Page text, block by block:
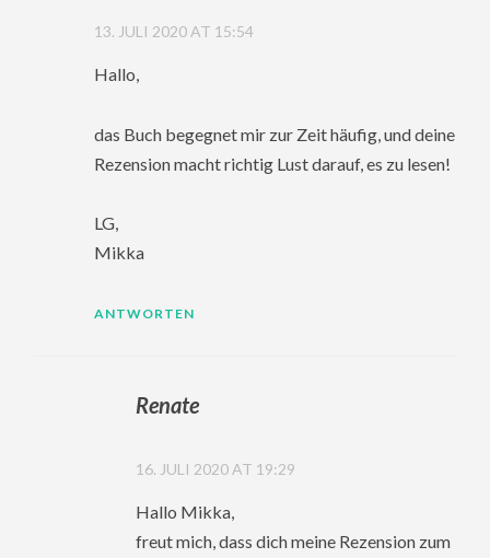
13. JULI 2020 AT 15:54
Hallo,
das Buch begegnet mir zur Zeit häufig, und deine
Rezension macht richtig Lust darauf, es zu lesen!
LG,
Mikka
ANTWORTEN
Renate
16. JULI 2020 AT 19:29
Hallo Mikka,
freut mich, dass dich meine Rezension zum